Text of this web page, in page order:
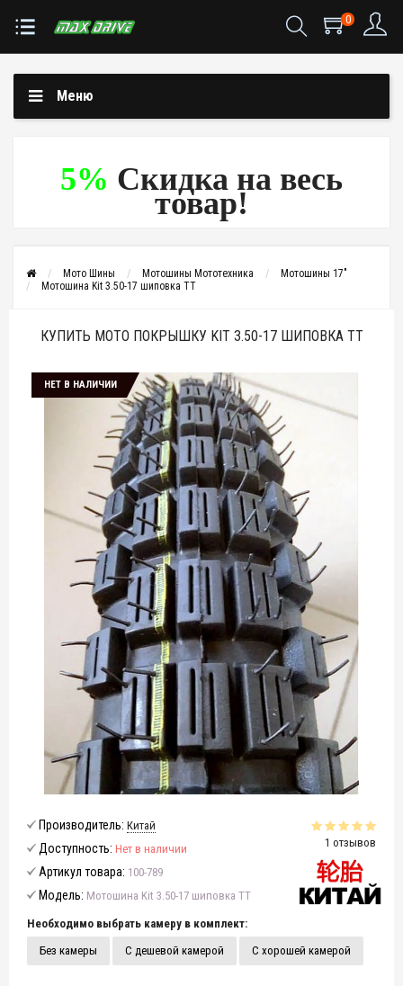
0
Меню
5% Скидка на весь
товар!
Мото Шины Мотошины Мототехника
Мотошины 17"
Мотошина Kit 3.50-17 шиповка TT
КУПИТЬ МОТО ПОКРЫШКУ KIT 3.50-17 ШИПОВКА TT
НЕТ В НАЛИЧИИ
1 отзывов
Производитель: Китай
Доступность: Нет в наличии
Артикул товара: 100-789
Модель: Мотошина Kit 3.50-17 шиповка TT
Необходимо выбрать камеру в комплект:
Без камеры
С дешевой камерой С хорошей камерой